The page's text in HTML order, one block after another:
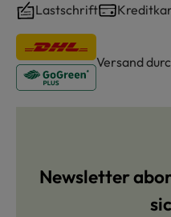
Lastschrift
Versand
Newsletter